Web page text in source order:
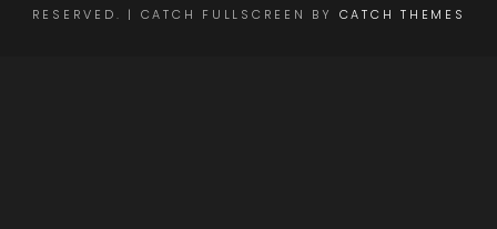
RESERVED. | CATCH FULLSCREEN BY CATCH THEMES